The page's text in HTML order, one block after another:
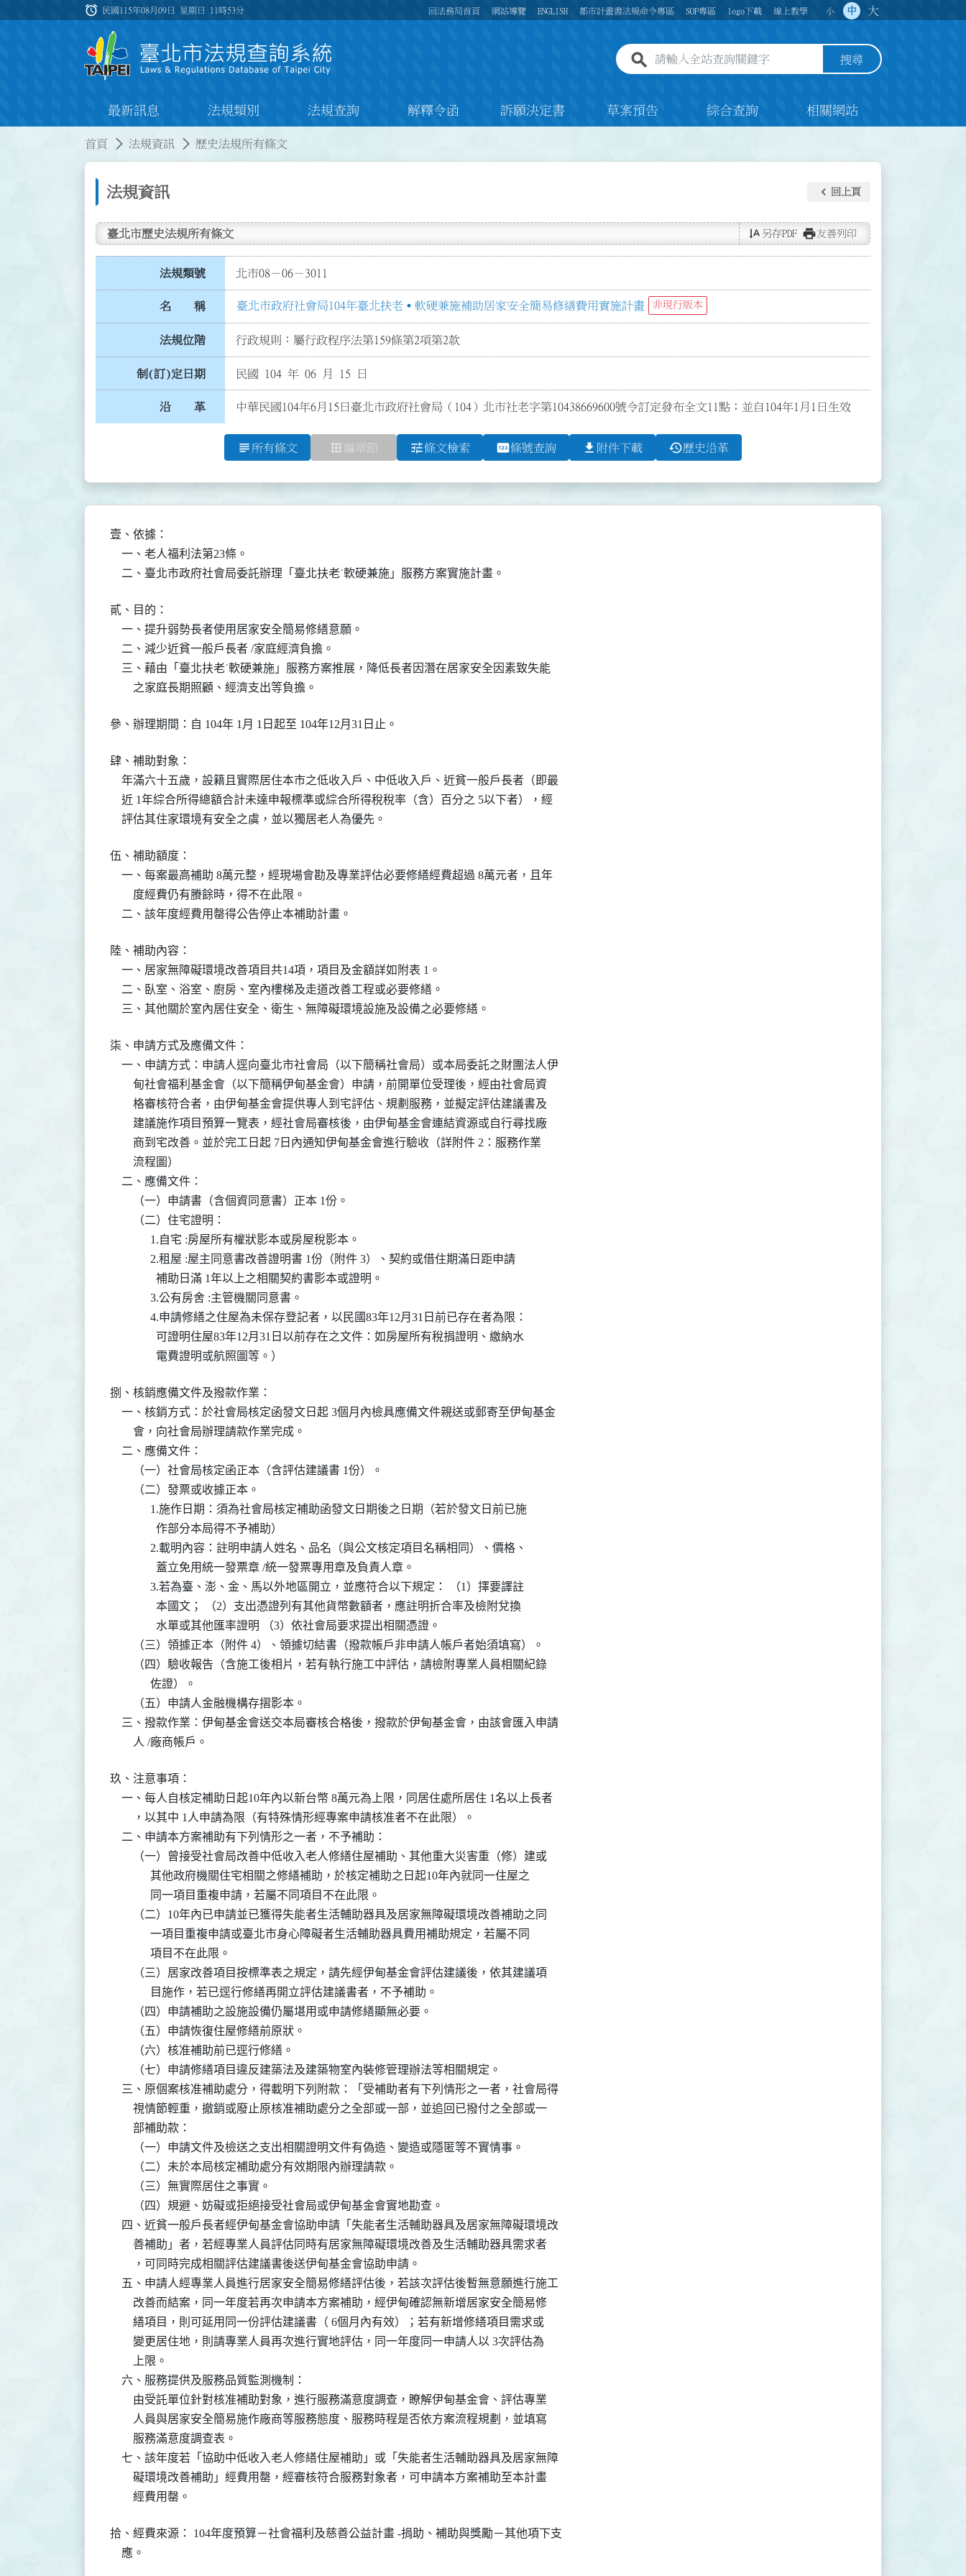
:::
alarm 民國115年08月09日 星期日 11時53分 回法務局首頁 網站導覽 ENGLISH 都市計畫書法規命令專區 SOP專區 logo下載 線上教學 小 中 大
全站查詢關鍵字欄位 搜尋
最新訊息 法規類別 法規查詢 解釋令函 訴願決定書 草案預告 綜合查詢 相關網站
首頁 法規資訊 歷史法規所有條文
法規資訊 keyboard_arrow_left 回上頁
臺北市歷史法規所有條文 text_rotate_vertical 另存PDF print友善列印
法規類號 北市08－06－3011
名 稱 臺北市政府社會局104年臺北扶老˙軟硬兼施補助居家安全簡易修繕費用實施計畫 非現行版本
法規位階 行政規則：屬行政程序法第159條第2項第2款
制(訂)定日期 民國 104 年 06 月 15 日
沿 革 中華民國104年6月15日臺北市政府社會局（104）北市社老字第10438669600號令訂定發布全文11點；並自104年1月1日生效
subject 所有條文 apps 編章節 tune條文檢索 pin條號查詢 file_download 附件下載 history歷史沿革
壹、依據：
    一、老人福利法第23條。
    二、臺北市政府社會局委託辦理「臺北扶老˙軟硬兼施」服務方案實施計畫。
貳、目的：
    一、提升弱勢長者使用居家安全簡易修繕意願。
    二、減少近貧一般戶長者 /家庭經濟負擔。
    三、藉由「臺北扶老˙軟硬兼施」服務方案推展，降低長者因潛在居家安全因素致失能
        之家庭長期照顧、經濟支出等負擔。
參、辦理期間：自 104年 1月 1日起至 104年12月31日止。
肆、補助對象：
    年滿六十五歲，設籍且實際居住本市之低收入戶、中低收入戶、近貧一般戶長者（即最
    近 1年綜合所得總額合計未達申報標準或綜合所得稅稅率（含）百分之 5以下者），經
    評估其住家環境有安全之虞，並以獨居老人為優先。
伍、補助額度：
    一、每案最高補助 8萬元整，經現場會勘及專業評估必要修繕經費超過 8萬元者，且年
        度經費仍有賸餘時，得不在此限。
    二、該年度經費用罄得公告停止本補助計畫。
陸、補助內容：
    一、居家無障礙環境改善項目共14項，項目及金額詳如附表 1。
    二、臥室、浴室、廚房、室內樓梯及走道改善工程或必要修繕。
    三、其他關於室內居住安全、衛生、無障礙環境設施及設備之必要修繕。
柒、申請方式及應備文件：
    一、申請方式：申請人逕向臺北市社會局（以下簡稱社會局）或本局委託之財團法人伊
        甸社會福利基金會（以下簡稱伊甸基金會）申請，前開單位受理後，經由社會局資
        格審核符合者，由伊甸基金會提供專人到宅評估、規劃服務，並擬定評估建議書及
        建議施作項目預算一覽表，經社會局審核後，由伊甸基金會連結資源或自行尋找廠
        商到宅改善。並於完工日起 7日內通知伊甸基金會進行驗收（詳附件 2：服務作業
        流程圖）
    二、應備文件：
        （一）申請書（含個資同意書）正本 1份。
        （二）住宅證明：
              1.自宅 :房屋所有權狀影本或房屋稅影本。
              2.租屋 :屋主同意書改善證明書 1份（附件 3）、契約或借住期滿日距申請
                補助日滿 1年以上之相關契約書影本或證明。
              3.公有房舍 :主管機關同意書。
              4.申請修繕之住屋為未保存登記者，以民國83年12月31日前已存在者為限：
                可證明住屋83年12月31日以前存在之文件：如房屋所有稅捐證明、繳納水
                電費證明或航照圖等。）
捌、核銷應備文件及撥款作業：
    一、核銷方式：於社會局核定函發文日起 3個月內檢具應備文件親送或郵寄至伊甸基金
        會，向社會局辦理請款作業完成。
    二、應備文件：
        （一）社會局核定函正本（含評估建議書 1份）。
        （二）發票或收據正本。
              1.施作日期：須為社會局核定補助函發文日期後之日期（若於發文日前已施
                作部分本局得不予補助）
              2.載明內容：註明申請人姓名、品名（與公文核定項目名稱相同）、價格、
                蓋立免用統一發票章 /統一發票專用章及負責人章。
              3.若為臺、澎、金、馬以外地區開立，並應符合以下規定： （1）擇要譯註
                本國文； （2）支出憑證列有其他貨幣數額者，應註明折合率及檢附兌換
                水單或其他匯率證明 （3）依社會局要求提出相關憑證。
        （三）領據正本（附件 4）、領據切結書（撥款帳戶非申請人帳戶者始須填寫）。
        （四）驗收報告（含施工後相片，若有執行施工中評估，請檢附專業人員相關紀錄
              佐證）。
        （五）申請人金融機構存摺影本。
    三、撥款作業：伊甸基金會送交本局審核合格後，撥款於伊甸基金會，由該會匯入申請
        人 /廠商帳戶。
玖、注意事項：
    一、每人自核定補助日起10年內以新台幣 8萬元為上限，同居住處所居住 1名以上長者
        ，以其中 1人申請為限（有特殊情形經專案申請核准者不在此限）。
    二、申請本方案補助有下列情形之一者，不予補助：
        （一）曾接受社會局改善中低收入老人修繕住屋補助、其他重大災害重（修）建或
              其他政府機關住宅相關之修繕補助，於核定補助之日起10年內就同一住屋之
              同一項目重複申請，若屬不同項目不在此限。
        （二）10年內已申請並已獲得失能者生活輔助器具及居家無障礙環境改善補助之同
              一項目重複申請或臺北市身心障礙者生活輔助器具費用補助規定，若屬不同
              項目不在此限。
        （三）居家改善項目按標準表之規定，請先經伊甸基金會評估建議後，依其建議項
              目施作，若已逕行修繕再開立評估建議書者，不予補助。
        （四）申請補助之設施設備仍屬堪用或申請修繕顯無必要。
        （五）申請恢復住屋修繕前原狀。
        （六）核准補助前已逕行修繕。
        （七）申請修繕項目違反建築法及建築物室內裝修管理辦法等相關規定。
    三、原個案核准補助處分，得載明下列附款：「受補助者有下列情形之一者，社會局得
        視情節輕重，撤銷或廢止原核准補助處分之全部或一部，並追回已撥付之全部或一
        部補助款：
        （一）申請文件及檢送之支出相關證明文件有偽造、變造或隱匿等不實情事。
        （二）未於本局核定補助處分有效期限內辦理請款。
        （三）無實際居住之事實。
        （四）規避、妨礙或拒絕接受社會局或伊甸基金會實地勘查。
    四、近貧一般戶長者經伊甸基金會協助申請「失能者生活輔助器具及居家無障礙環境改
        善補助」者，若經專業人員評估同時有居家無障礙環境改善及生活輔助器具需求者
        ，可同時完成相關評估建議書後送伊甸基金會協助申請。
    五、申請人經專業人員進行居家安全簡易修繕評估後，若該次評估後暫無意願進行施工
        改善而結案，同一年度若再次申請本方案補助，經伊甸確認無新增居家安全簡易修
        繕項目，則可延用同一份評估建議書（ 6個月內有效）；若有新增修繕項目需求或
        變更居住地，則請專業人員再次進行實地評估，同一年度同一申請人以 3次評估為
        上限。
    六、服務提供及服務品質監測機制：
        由受託單位針對核准補助對象，進行服務滿意度調查，瞭解伊甸基金會、評估專業
        人員與居家安全簡易施作廠商等服務態度、服務時程是否依方案流程規劃，並填寫
        服務滿意度調查表。
    七、該年度若「協助中低收入老人修繕住屋補助」或「失能者生活輔助器具及居家無障
        礙環境改善補助」經費用罄，經審核符合服務對象者，可申請本方案補助至本計畫
        經費用罄。
拾、經費來源： 104年度預算－社會福利及慈善公益計畫 -捐助、補助與獎勵－其他項下支
    應。